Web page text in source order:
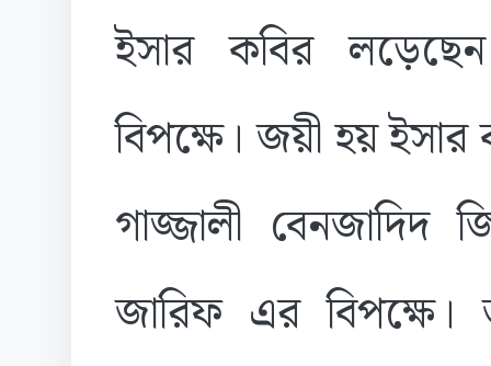
ইসার কবির লড়েছেন
বিপক্ষে। জয়ী হয়
গাজ্জালী বেনজাদিদ
জারিফ এর বিপক্ষে।